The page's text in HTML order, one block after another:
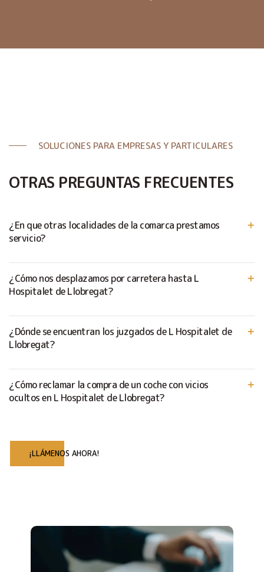
SOLUCIONES PARA EMPRESAS Y PARTICULARES
OTRAS PREGUNTAS FRECUENTES
¿En que otras localidades de la comarca prestamos
servicio?
¿Cómo nos desplazamos por carretera hasta L
Hospitalet de Llobregat?
¿Dónde se encuentran los juzgados de L Hospitalet de
Llobregat?
¿Cómo reclamar la compra de un coche con vicios
ocultos en L Hospitalet de Llobregat?
¡LLÁMENOS AHORA!